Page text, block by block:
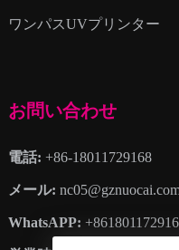
ワンパスUVプリンター
お問い合わせ
電話: +86-18011729168
メール:
WhatsAPP: